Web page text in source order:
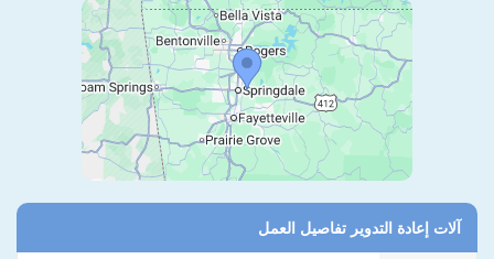
آلات إعادة التدوير تفاصيل العمل